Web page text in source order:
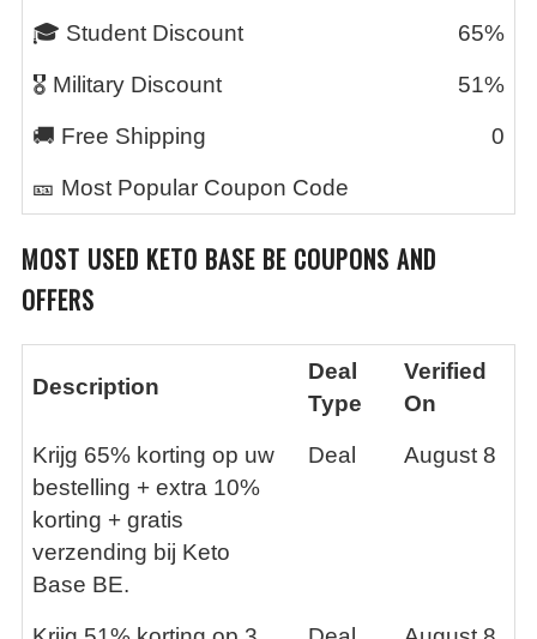
🎓 Student Discount 65%
🎖️ Military Discount 51%
🚚 Free Shipping 0
🎫 Most Popular Coupon Code
MOST USED KETO BASE BE COUPONS AND
OFFERS
Description
Deal
Type
Verified
On
Krijg 65% korting op uw
bestelling + extra 10%
korting + gratis
verzending bij Keto
Base BE.
Deal August 8